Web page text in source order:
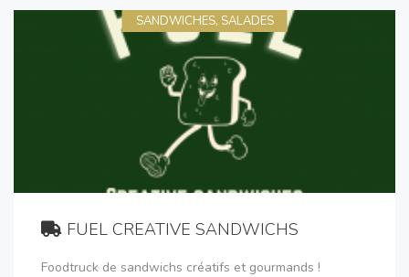
SANDWICHES, SALADES
FUEL CREATIVE SANDWICHS
Foodtruck de sandwichs créatifs et gourmands !